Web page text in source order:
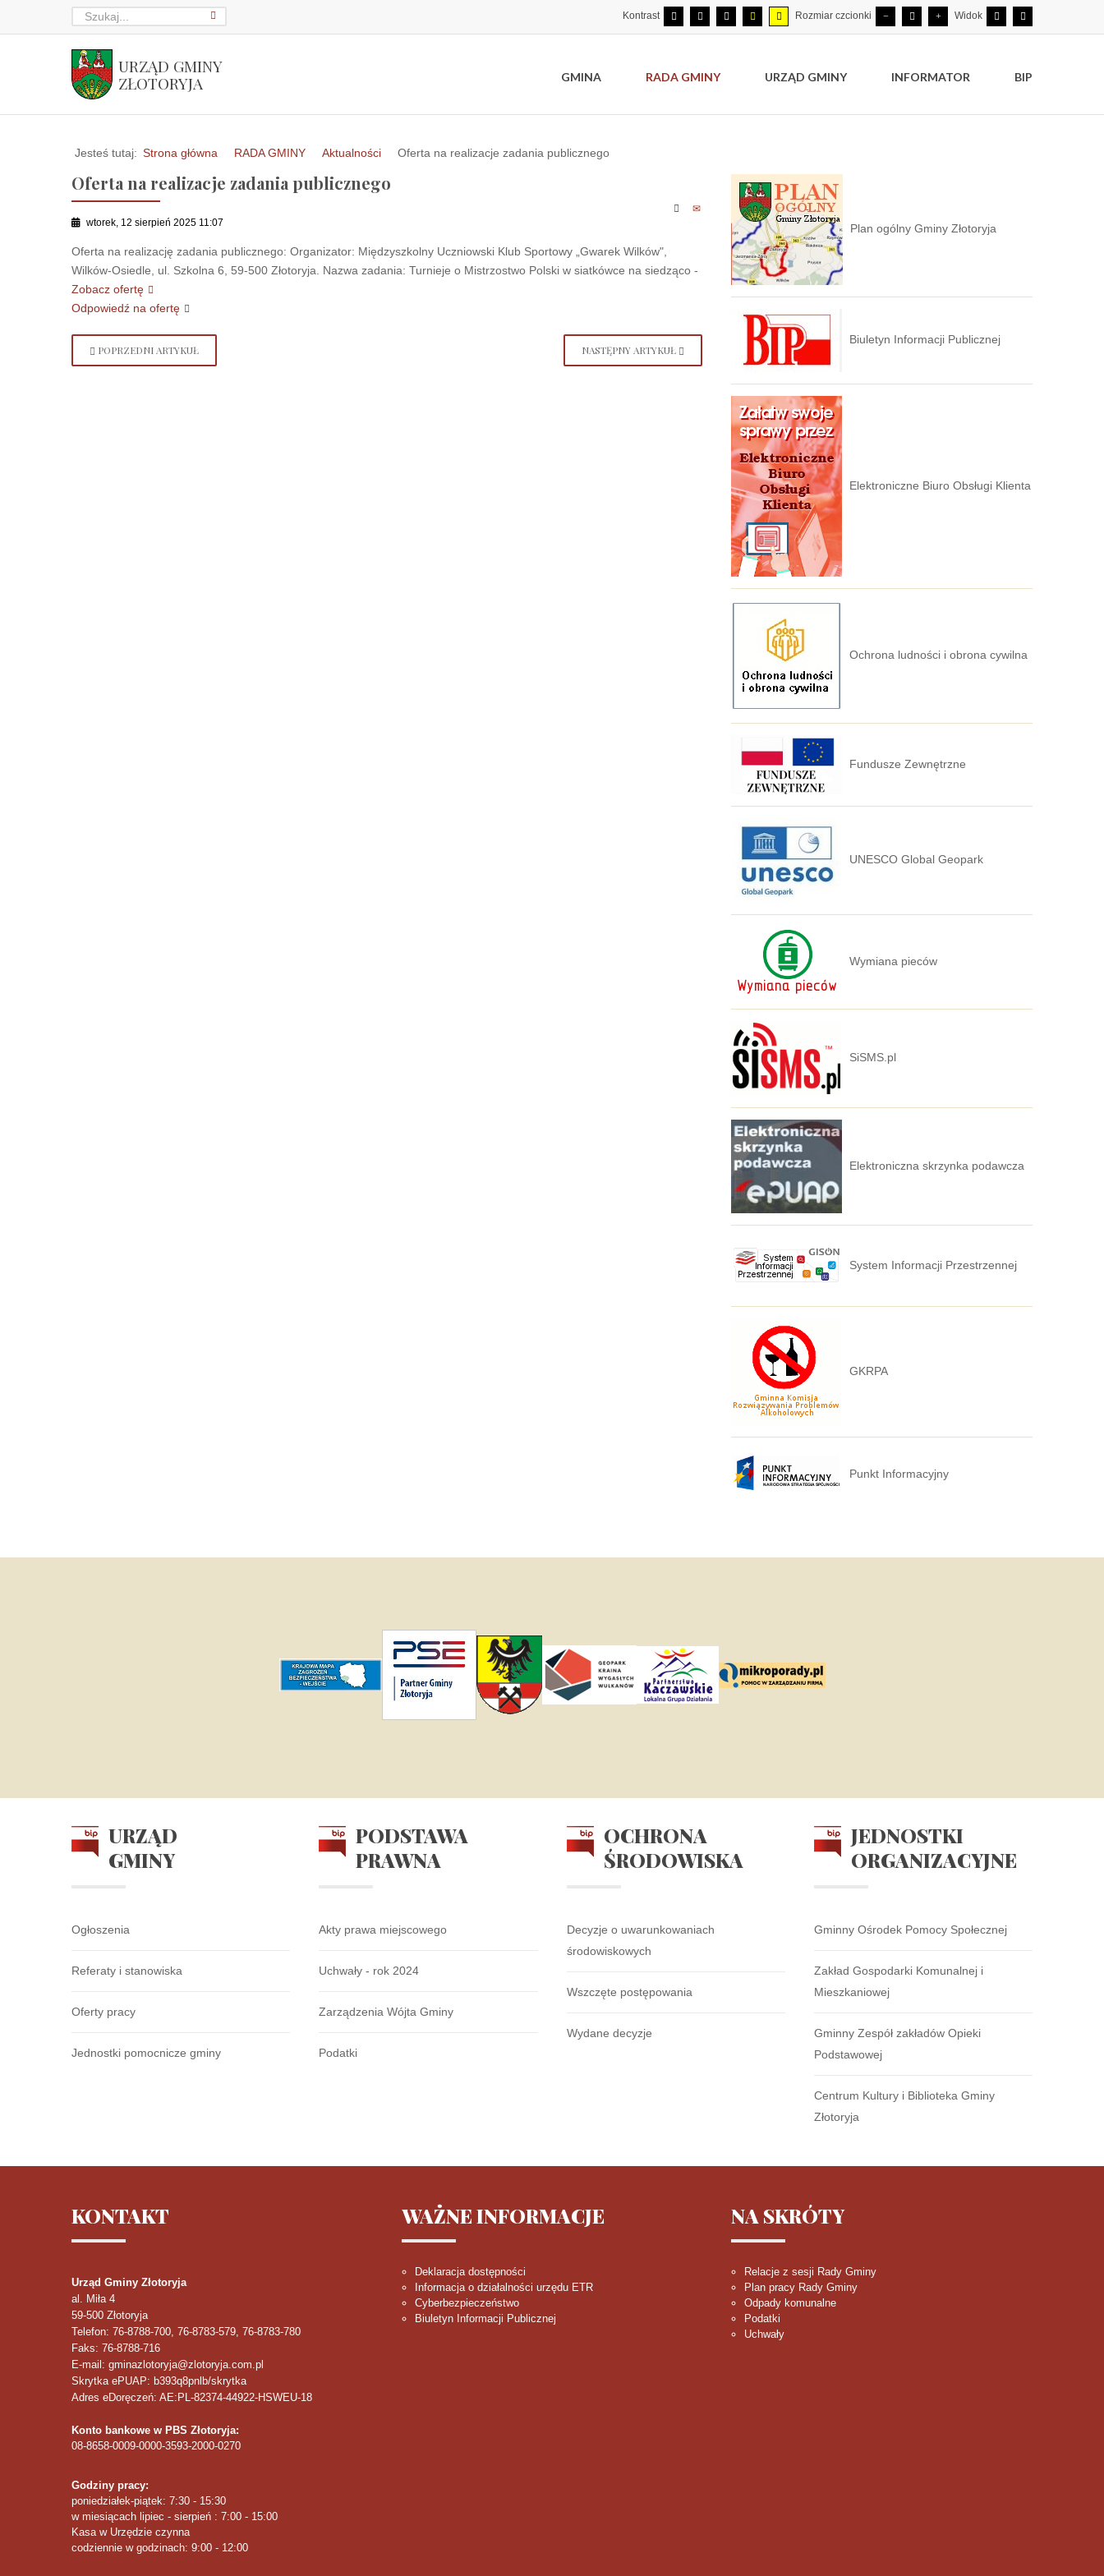
Kontrast Rozmiar czcionki Widok
URZĄD GMINY
ZŁOTORYJA
GMINA RADA GMINY URZĄD GMINY INFORMATOR BIP
Jesteś tutaj: Strona główna RADA GMINY Aktualności Oferta na realizacje zadania publicznego
Oferta na realizacje zadania publicznego
wtorek, 12 sierpień 2025 11:07
Oferta na realizację zadania publicznego: Organizator: Międzyszkolny Uczniowski Klub Sportowy „Gwarek Wilków",
Wilków-Osiedle, ul. Szkolna 6, 59-500 Złotoryja. Nazwa zadania: Turnieje o Mistrzostwo Polski w siatkówce na siedząco -
Zobacz ofertę
Odpowiedź na ofertę
POPRZEDNI ARTYKUŁ NASTĘPNY ARTYKUŁ
Plan ogólny Gminy Złotoryja
Biuletyn Informacji Publicznej
Elektroniczne Biuro Obsługi Klienta
Ochrona ludności i obrona cywilna
Fundusze Zewnętrzne
UNESCO Global Geopark
Wymiana pieców
SiSMS.pl
Elektroniczna skrzynka podawcza
System Informacji Przestrzennej
GKRPA
Punkt Informacyjny
URZĄD
GMINY
Ogłoszenia
Referaty i stanowiska
Oferty pracy
Jednostki pomocnicze gminy
PODSTAWA
PRAWNA
Akty prawa miejscowego
Uchwały - rok 2024
Zarządzenia Wójta Gminy
Podatki
OCHRONA
ŚRODOWISKA
Decyzje o uwarunkowaniach
środowiskowych
Wszczęte postępowania
Wydane decyzje
JEDNOSTKI
ORGANIZACYJNE
Gminny Ośrodek Pomocy Społecznej
Zakład Gospodarki Komunalnej i
Mieszkaniowej
Gminny Zespół zakładów Opieki
Podstawowej
Centrum Kultury i Biblioteka Gminy
Złotoryja
KONTAKT
Urząd Gminy Złotoryja
al. Miła 4
59-500 Złotoryja
Telefon: 76-8788-700, 76-8783-579, 76-8783-780
Faks: 76-8788-716
E-mail: gminazlotoryja@zlotoryja.com.pl
Skrytka ePUAP: b393q8pnlb/skrytka
Adres eDoręczeń: AE:PL-82374-44922-HSWEU-18
Konto bankowe w PBS Złotoryja:
08-8658-0009-0000-3593-2000-0270
Godziny pracy:
poniedziałek-piątek: 7:30 - 15:30
w miesiącach lipiec - sierpień : 7:00 - 15:00
Kasa w Urzędzie czynna
codziennie w godzinach: 9:00 - 12:00
WAŻNEINFORMACJE
Deklaracja dostępności
Informacja o działalności urzędu ETR
Cyberbezpieczeństwo
Biuletyn Informacji Publicznej
NA SKRÓTY
Relacje z sesji Rady Gminy
Plan pracy Rady Gminy
Odpady komunalne
Podatki
Uchwały